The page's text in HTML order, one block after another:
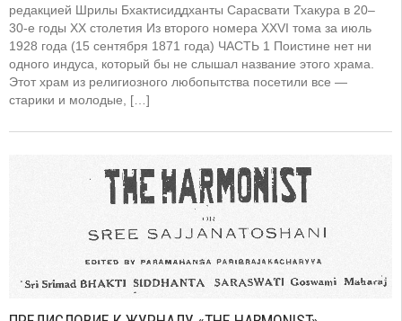
редакцией Шрилы Бхактисиддханты Сарасвати Тхакура в 20–
30-е годы XX столетия Из второго номера XXVI тома за июль
1928 года (15 сентября 1871 года) ЧАСТЬ 1 Поистине нет ни
одного индуса, который бы не слышал название этого храма.
Этот храм из религиозного любопытства посетили все —
старики и молодые, […]